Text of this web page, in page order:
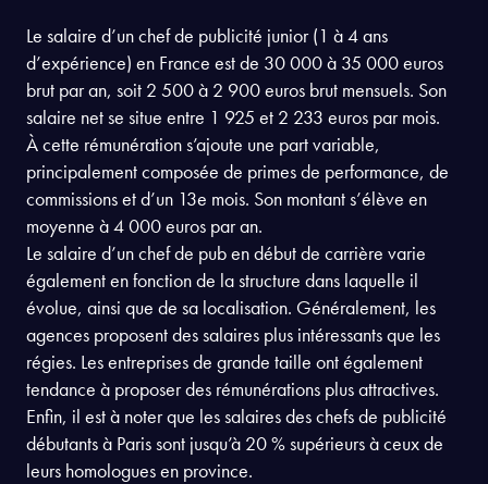
Le salaire d’un chef de publicité junior (1 à 4 ans
d’expérience) en France est de 30 000 à 35 000 euros
brut par an, soit 2 500 à 2 900 euros brut mensuels. Son
salaire net se situe entre 1 925 et 2 233 euros par mois.
À cette rémunération s’ajoute une part variable,
principalement composée de primes de performance, de
commissions et d’un 13e mois. Son montant s’élève en
moyenne à 4 000 euros par an.
Le salaire d’un chef de pub en début de carrière varie
également en fonction de la structure dans laquelle il
évolue, ainsi que de sa localisation. Généralement, les
agences proposent des salaires plus intéressants que les
régies. Les entreprises de grande taille ont également
tendance à proposer des rémunérations plus attractives.
Enfin, il est à noter que les salaires des chefs de publicité
débutants à Paris sont jusqu’à 20 % supérieurs à ceux de
leurs homologues en province.